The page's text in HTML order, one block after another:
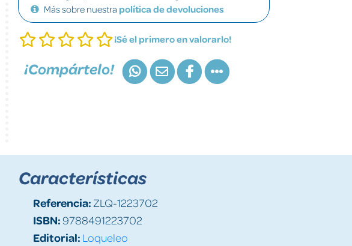
Más sobre nuestra política de devoluciones
¡Sé el primero en valorarlo!
¡Compártelo!
Características
Referencia: ZLQ-1223702
ISBN:9788491223702
Editorial: Loqueleo